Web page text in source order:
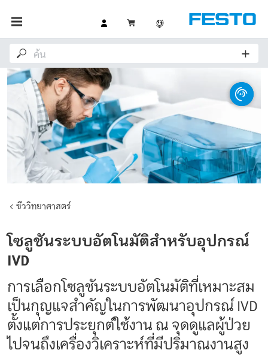
ชีววิทยาศาสตร์
โซลูชันระบบอัตโนมัติสำหรับอุปกรณ์
IVD
การเลือกโซลูชันระบบอัตโนมัติที่เหมาะสม
เป็นกุญแจสำคัญในการพัฒนาอุปกรณ์ IVD
ตั้งแต่การประยุกต์ใช้งาน ณ จุดดูแลผู้ป่วย
ไปจนถึงเครื่องวิเคราะห์ที่มีปริมาณงานสูง